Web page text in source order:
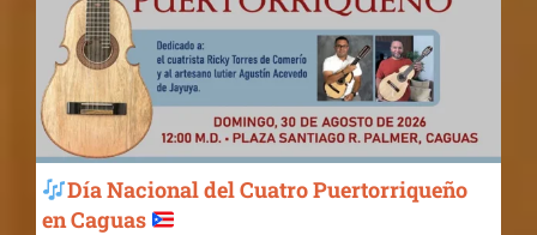
Día Nacional del Cuatro Puertorriqueño
en Caguas